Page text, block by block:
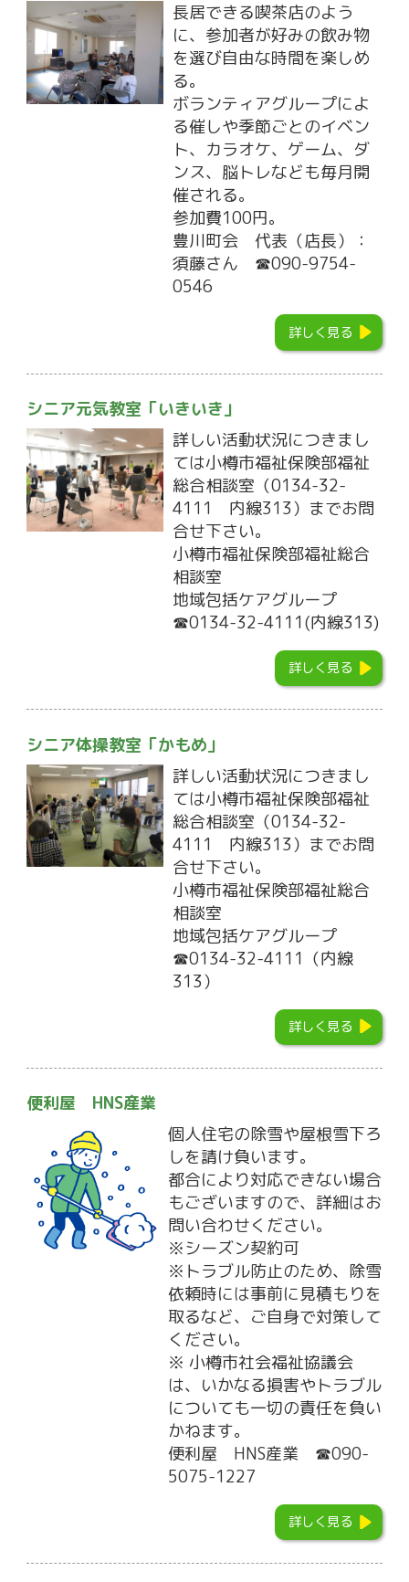
長居できる喫茶店のよう
に、参加者が好みの飲み物
を選び自由な時間を楽しめ
る。
ボランティアグループによ
る催しや季節ごとのイベン
ト、カラオケ、ゲーム、ダ
ンス、脳トレなども毎月開
催される。
参加費100円。
豊川町会 代表（店長）：
須藤さん ☎090-9754-
0546
詳しく見る
シニア元気教室「いきいき」
詳しい活動状況につきまし
ては小樽市福祉保険部福祉
総合相談室（0134-32-
4111 内線313）までお問
合せ下さい。
小樽市福祉保険部福祉総合
相談室
地域包括ケアグループ
☎0134-32-4111(内線313)
詳しく見る
シニア体操教室「かもめ」
詳しい活動状況につきまし
ては小樽市福祉保険部福祉
総合相談室（0134-32-
4111 内線313）までお問
合せ下さい。
小樽市福祉保険部福祉総合
相談室
地域包括ケアグループ
☎0134-32-4111（内線
313）
詳しく見る
便利屋 HNS産業
個人住宅の除雪や屋根雪下ろ
しを請け負います。
都合により対応できない場合
もございますので、詳細はお
問い合わせください。
※シーズン契約可
※トラブル防止のため、除雪
依頼時には事前に見積もりを
取るなど、ご自身で対策して
ください。
※ 小樽市社会福祉協議会
は、いかなる損害やトラブル
についても一切の責任を負い
かねます。
便利屋 HNS産業 ☎090-
5075-1227
詳しく見る